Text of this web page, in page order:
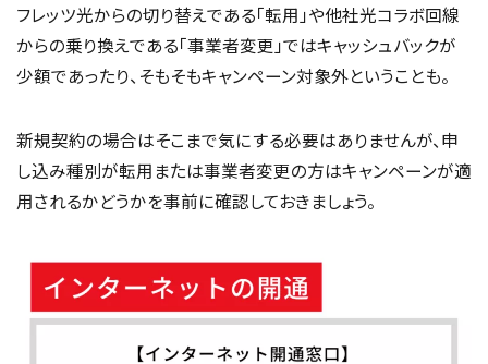
フレッツ光からの切り替えである「転用」や他社光コラボ回線
からの乗り換えである「事業者変更」ではキャッシュバックが
少額であったり、そもそもキャンペーン対象外ということも。
新規契約の場合はそこまで気にする必要はありませんが、申
し込み種別が転用または事業者変更の方はキャンペーンが適
用されるかどうかを事前に確認しておきましょう。